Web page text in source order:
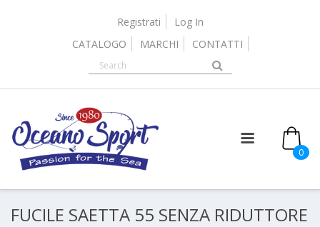
Registrati
Log In
CATALOGO
MARCHI CONTATTI
0
FUCILE SAETTA 55 SENZA RIDUTTORE